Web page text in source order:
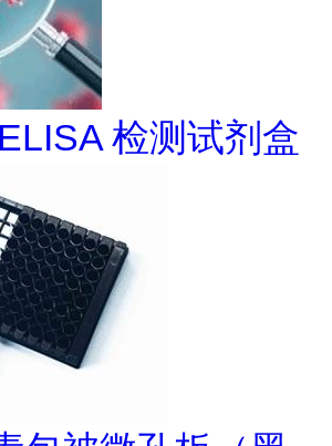
检测试剂盒